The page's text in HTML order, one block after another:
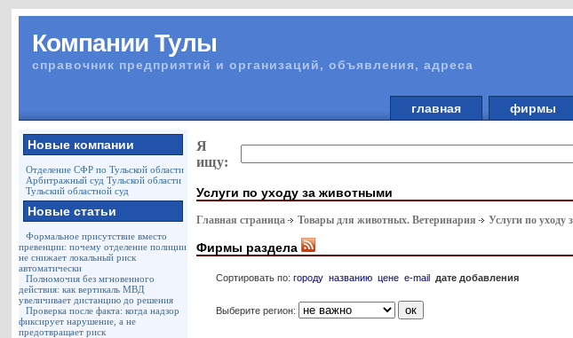
Компании Тулы
справочник предприятий и организаций, объявления, адреса
главная фирмы
Новые компании
Отделение СФР по Тульской области
Арбитражный суд Тульской области
Тульский областной суд
Новые статьи
Формальное присутствие вместо
превенции: почему отделение полиции
не снижает локальный риск
автоматически
Полномочия без мгновенного
действия: как вертикаль МВД
увеличивает дистанцию до решения
Проверка после факта: когда надзор
фиксирует нарушение, а не
предотвращает риск
Я
ищу:
Услуги по уходу за животными
Главная страница Товары для животных. Ветеринария Услуги по уходу
Фирмы раздела
Сортировать по:городу названию цене e-mail дате добавления
Выберите регион: